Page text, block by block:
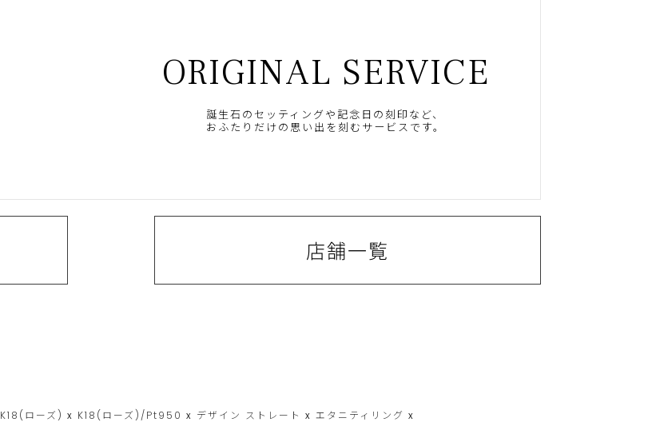
ORIGINAL SERVICE
誕生石のセッティングや記念日の刻印など、
おふたりだけの思い出を刻むサービスです。
店舗一覧
K18(ローズ) x K18(ローズ)/Pt950 x デザイン ストレート x エタニティリング x